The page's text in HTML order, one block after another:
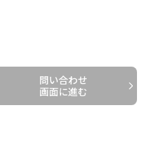
問い合わせ
画面に進む